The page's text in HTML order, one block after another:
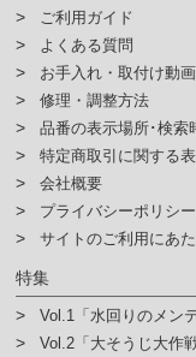
ご利用ガイド
よくある質問
お手入れ・取付け動画
修理・調整方法
品番の表示場所･検索
特定商取引に関する
会社概要
プライバシーポリシー
サイトのご利用にあ
特集
Vol.1「水回りのメン
Vol.2「大そうじ大作戦